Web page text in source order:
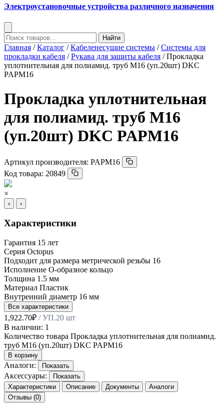
Электроустановочные устройства различного назначения
Найти
Главная /Каталог /Кабеленесущие системы /Системы для
прокладки кабеля /Рукава для защиты кабеля / Прокладка
уплотнительная для полиамид. труб M16 (уп.20шт) DKC
PAPM16
Прокладка уплотнительная
для полиамид. труб M16
(уп.20шт) DKC PAPM16
Артикул производителя: PAPM16
Код товара: 20849
×
‹ ›
Характеристики
Гарантия 15 лет
Серия Octopus
Подходит для размера метрической резьбы 16
Исполнение О-образное кольцо
Толщина 1.5 мм
Материал Пластик
Внутренний диаметр 16 мм
Все характеристики
1,922.70₽ / УП.20 шт
В наличии: 1
Количество товара Прокладка уплотнительная для полиамид.
труб M16 (уп.20шт) DKC PAPM16
В корзину
Аналоги: Показать
Аксессуары:
Показать
Характеристики
Описание Документы
Аналоги
Отзывы (0)